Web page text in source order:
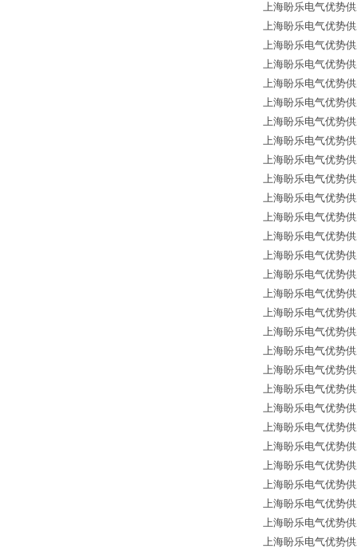
上海盼乐电气优势
上海盼乐电气优势
上海盼乐电气优势
上海盼乐电气优势
上海盼乐电气优势
上海盼乐电气优势
上海盼乐电气优势
上海盼乐电气优势
上海盼乐电气优势
上海盼乐电气优势
上海盼乐电气优势
上海盼乐电气优势
上海盼乐电气优势
上海盼乐电气优势
上海盼乐电气优势
上海盼乐电气优势
上海盼乐电气优势
上海盼乐电气优势
上海盼乐电气优势
上海盼乐电气优势
上海盼乐电气优势
上海盼乐电气优势
上海盼乐电气优势
上海盼乐电气优势
上海盼乐电气优势
上海盼乐电气优势
上海盼乐电气优势
上海盼乐电气优势
上海盼乐电气优势